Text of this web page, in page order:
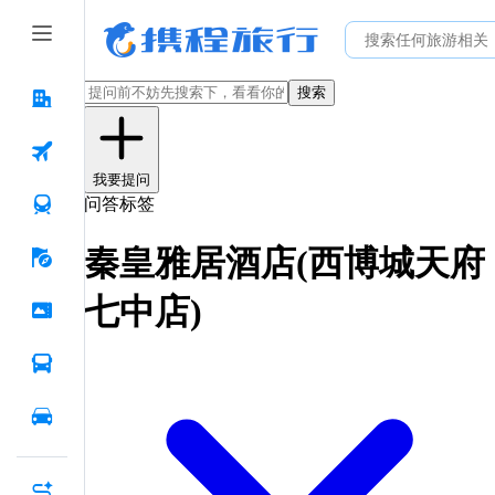
搜索
我要提问
问答标签
秦皇雅居酒店(西博城天府
七中店)